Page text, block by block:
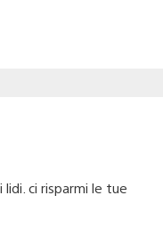
ci risparmi le tue